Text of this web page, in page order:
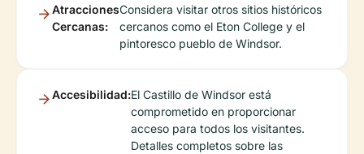
Atracciones
Cercanas:
Considera visitar otros sitios históricos
cercanos como el Eton College y el
pintoresco pueblo de Windsor.
Accesibilidad:El Castillo de Windsor está
comprometido en proporcionar
acceso para todos los visitantes.
Detalles completos sobre las